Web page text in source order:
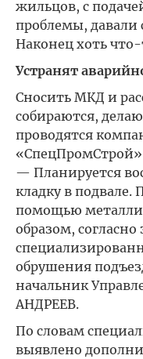
жильцов, с
проблемы, давали
Наконец хоть
Устранят
Сносить МКД и
собираются,
проводятся
— Планируется
кладку в
помощью
образом,
обрушения
начальник
АНДРЕЕВ.
По словам
выявлено